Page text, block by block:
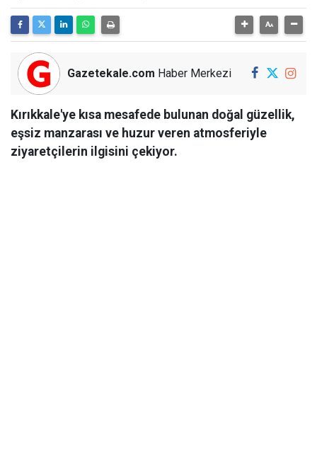
Gazetekale.com Haber Merkezi
Kırıkkale'ye kısa mesafede bulunan doğal güzellik,
eşsiz manzarası ve huzur veren atmosferiyle
ziyaretçilerin ilgisini çekiyor.